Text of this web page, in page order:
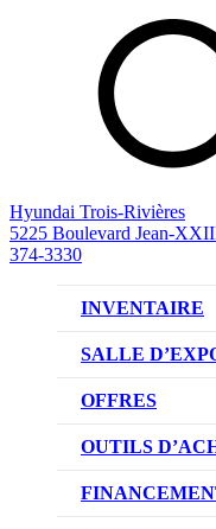
Hyundai Trois-Rivières
5225 Boulevard Jean-
374-3330
INVENTAIRE
SALLE
OFFRES
OFFRE DE
OFFRES
OUTILS
CL!QUEZ